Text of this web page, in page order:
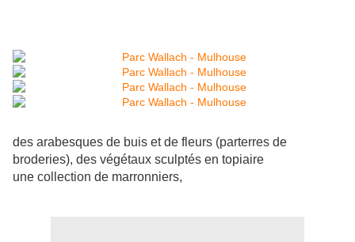
des arabesques de buis et de fleurs (parterres de
broderies), des végétaux sculptés en topiaire
une collection de marronniers,